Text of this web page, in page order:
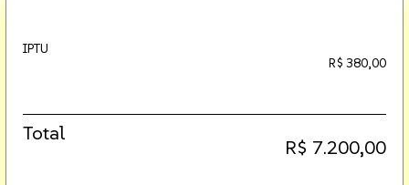
IPTU
R$ 380,00
Total
R$ 7.200,00